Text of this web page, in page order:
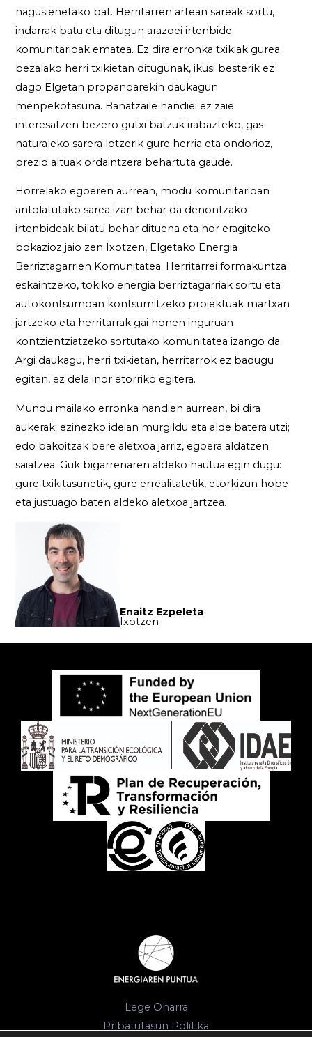
nagusienetako bat. Herritarren artean sareak sortu,
indarrak batu eta ditugun arazoei irtenbide
komunitarioak ematea. Ez dira erronka txikiak gurea
bezalako herri txikietan ditugunak, ikusi besterik ez
dago Elgetan propanoarekin daukagun
menpekotasuna. Banatzaile handiei ez zaie
interesatzen bezero gutxi batzuk irabazteko, gas
naturaleko sarera lotzerik gure herria eta ondorioz,
prezio altuak ordaintzera behartuta gaude.
Horrelako egoeren aurrean, modu komunitarioan
antolatutako sarea izan behar da denontzako
irtenbideak bilatu behar dituena eta hor eragiteko
bokazioz jaio zen Ixotzen, Elgetako Energia
Berriztagarrien Komunitatea. Herritarrei formakuntza
eskaintzeko, tokiko energia berriztagarriak sortu eta
autokontsumoan kontsumitzeko proiektuak martxan
jartzeko eta herritarrak gai honen inguruan
kontzientziatzeko sortutako komunitatea izango da.
Argi daukagu, herri txikietan, herritarrok ez badugu
egiten, ez dela inor etorriko egitera.
Mundu mailako erronka handien aurrean, bi dira
aukerak: ezinezko ideian murgildu eta alde batera utzi;
edo bakoitzak bere aletxoa jarriz, egoera aldatzen
saiatzea. Guk bigarrenaren aldeko hautua egin dugu:
gure txikitasunetik, gure errealitatetik, etorkizun hobe
eta justuago baten aldeko aletxoa jartzea.
Enaitz Ezpeleta
Ixotzen
Lege Oharra
Pribatutasun Politika